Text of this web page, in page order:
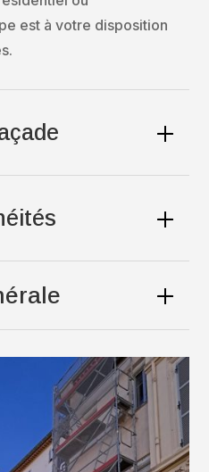
est à votre disposition
.